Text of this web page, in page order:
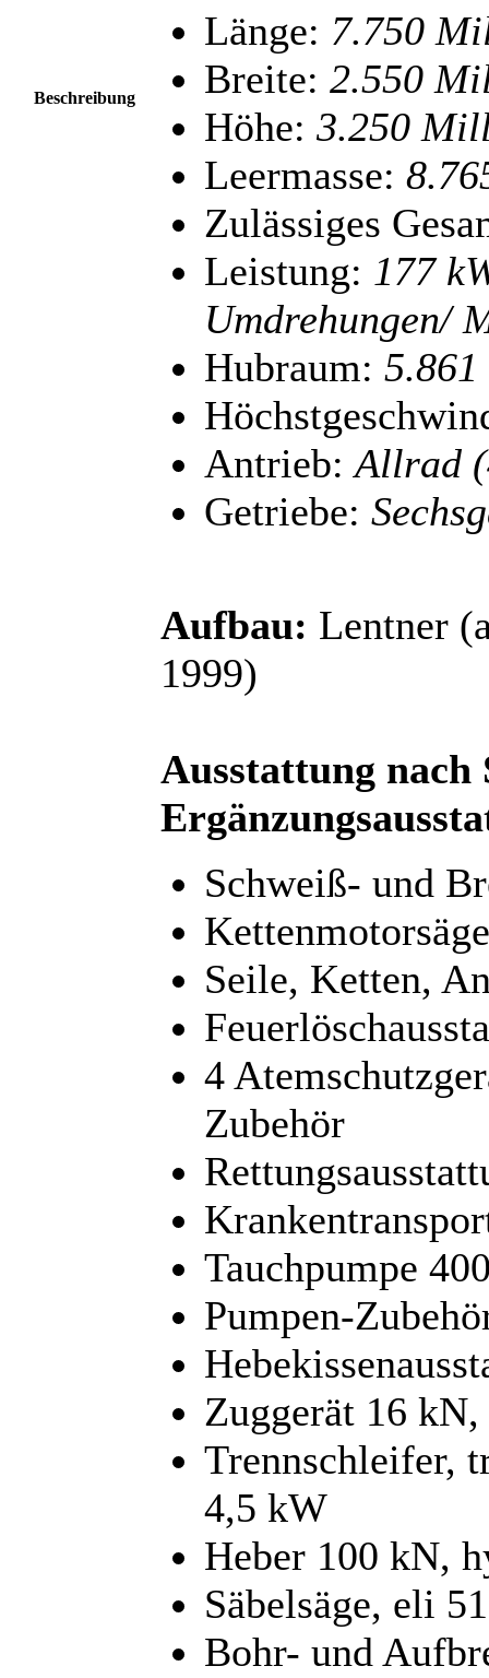
Beschreibung
Länge: 7.750
Breite: 2.550 M
Höhe: 3.250 M
Leermasse:
Zulässiges
Leistung: 177
Umdrehungen/
Hubraum: 5.861
Antrieb:Allrad
Getriebe:
Aufbau: Lentner
1999)
Ausstattung nach
Schweiß- und
Seile, Ketten,
4
Zubehör
Tauchpumpe
Pumpen-
Zuggerät 16
Trennschleifer,
4,5 kW
Heber 100 kN,
Säbelsäge, eli
Bohr- und